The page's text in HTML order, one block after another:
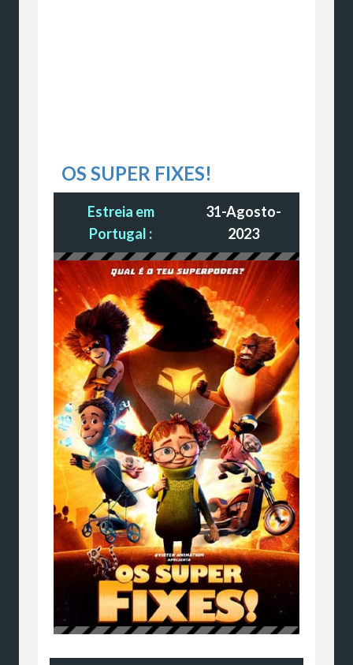
OS SUPER FIXES!
Estreia em
Portugal :
31-Agosto-
2023